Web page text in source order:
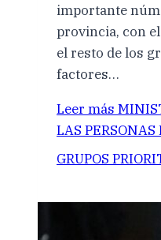
importante
provincia, con
el resto de los
factores…
Leer más
LAS
GRUPOS